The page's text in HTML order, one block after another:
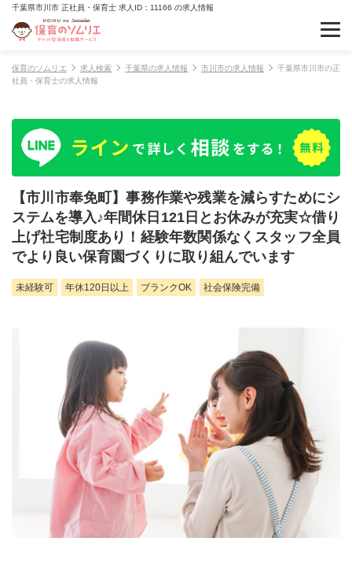
千葉県市川市 正社員・保育士 求人ID：11166 の求人情報
保育のソムリエ 求人検索 千葉県の求人情報 市川市の求人情報
千葉県市川市の正
社員・保育士の求人情報
【市川市奉免町】事務作業や残業を減らすためにシ
ステムを導入♪年間休日121日とお休みが充実☆借り
上げ社宅制度あり！経験年数関係なくスタッフ全員
でより良い保育園づくりに取り組んでいます
未経験可 年休120日以上 ブランクOK 社会保険完備